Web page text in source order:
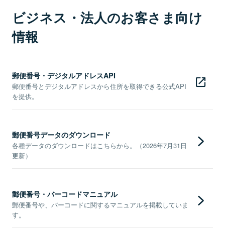
ビジネス・法人のお客さま向け
情報
郵便番号・デジタルアドレスAPI
郵便番号とデジタルアドレスから住所を取得できる公式API
を提供。
郵便番号データのダウンロード
各種データのダウンロードはこちらから。（2026年7月31日
更新）
郵便番号・バーコードマニュアル
郵便番号や、バーコードに関するマニュアルを掲載していま
す。